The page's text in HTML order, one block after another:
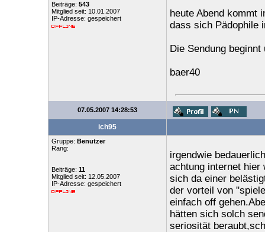
Beiträge: 543
Mitglied seit: 10.01.2007
IP-Adresse: gespeichert
heute Abend kommt
dass sich Pädophile
Die Sendung beginnt
baer40
07.05.2007 14:28:53
ich95
Gruppe: Benutzer
Rang:
Beiträge: 11
Mitglied seit: 12.05.2007
IP-Adresse: gespeichert
irgendwie
achtung internet hier
sich da einer
der vorteil von
einfach off
hätten sich solch
seriosität